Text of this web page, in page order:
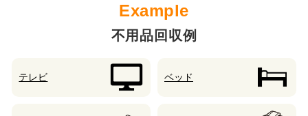
不用品回収例
テレビ ベッド